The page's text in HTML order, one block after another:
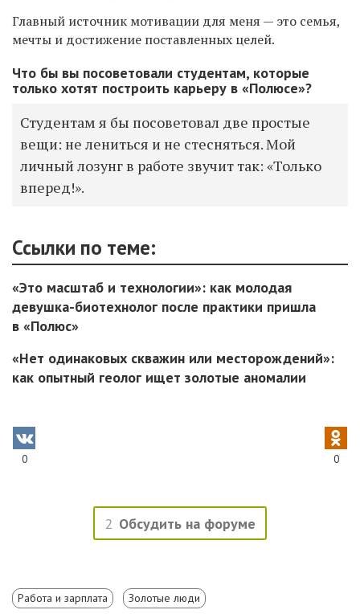
Главный источник мотивации для меня — это семья,
мечты и достижение поставленных целей.
Что бы вы посоветовали студентам, которые
только хотят построить карьеру в «Полюсе»?
Студентам я бы посоветовал две простые
вещи: не лениться и не стесняться. Мой
личный лозунг в работе звучит так: «Только
вперед!».
Ссылки по теме:
«Это масштаб и технологии»: как молодая
девушка-биотехнолог после практики пришла
в «Полюс»
«Нет одинаковых скважин или месторождений»:
как опытный геолог ищет золотые аномалии
0 0
2 Обсудить на форуме
Работа и зарплата Золотые люди